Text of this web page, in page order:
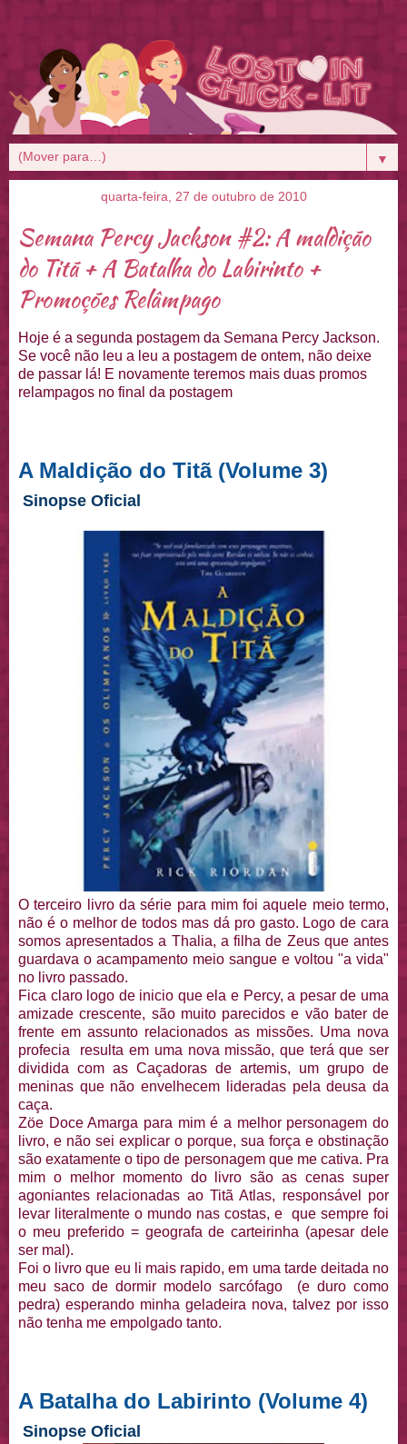
▼
quarta-feira, 27 de outubro de 2010
Semana Percy Jackson #2: A maldição
do Titã + A Batalha do Labirinto +
Promoções Relâmpago
Hoje é a segunda postagem da Semana Percy Jackson.
Se você não leu a leu a postagem de ontem, não deixe
de passar lá! E novamente teremos mais duas promos
relampagos no final da postagem
A Maldição do Titã (Volume 3)
Sinopse Oficial
O terceiro livro da série para mim foi aquele meio termo,
não é o melhor de todos mas dá pro gasto. Logo de cara
somos apresentados a Thalia, a filha de Zeus que antes
guardava o acampamento meio sangue e voltou "a vida"
no livro passado.
Fica claro logo de inicio que ela e Percy, a pesar de uma
amizade crescente, são muito parecidos e vão bater de
frente em assunto relacionados as missões. Uma nova
profecia resulta em uma nova missão, que terá que ser
dividida com as Caçadoras de artemis, um grupo de
meninas que não envelhecem lideradas pela deusa da
caça.
Zöe Doce Amarga para mim é a melhor personagem do
livro, e não sei explicar o porque, sua força e obstinação
são exatamente o tipo de personagem que me cativa. Pra
mim o melhor momento do livro são as cenas super
agoniantes relacionadas ao Titã Atlas, responsável por
levar literalmente o mundo nas costas, e que sempre foi
o meu preferido = geografa de carteirinha (apesar dele
ser mal).
Foi o livro que eu li mais rapido, em uma tarde deitada no
meu saco de dormir modelo sarcófago (e duro como
pedra) esperando minha geladeira nova, talvez por isso
não tenha me empolgado tanto.
A Batalha do Labirinto (Volume 4)
Sinopse Oficial